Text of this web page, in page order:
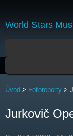
World Stars
Jste zde
Úvod > Fotoreporty >
Jurkovič